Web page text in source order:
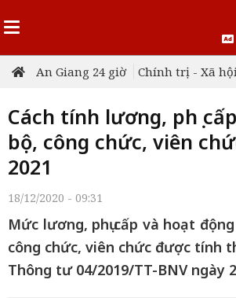
An Giang 24 giờ Chính trị - Xã
Cách tính lương, phụ
bộ, công chức, viên
2021
18/12/2020 - 09:31
Mức lương, phụ cấp và hoạt
công chức, viên chức được tính
Thông tư 04/2019/TT-BNV ngày